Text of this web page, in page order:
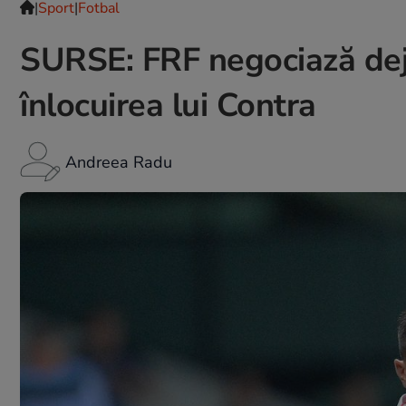
|Sport|Fotbal
SURSE: FRF negociază
înlocuirea lui Contra
Andreea Radu